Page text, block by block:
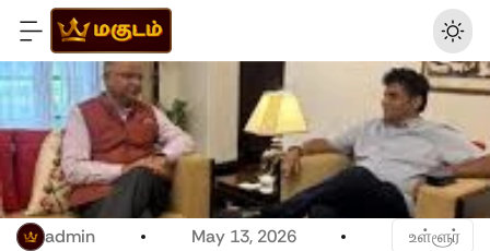
admin May 13, 2026 உள்ளூர்